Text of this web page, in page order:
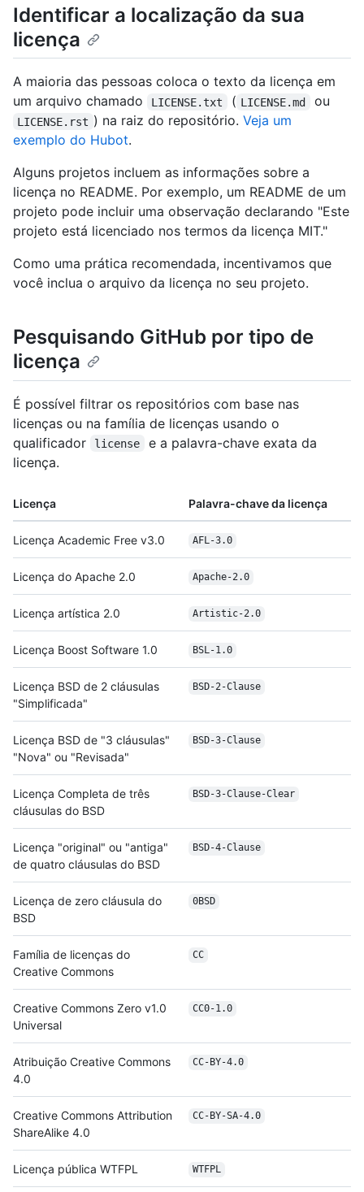
Identificar a localização da sua
licença
A maioria das pessoas coloca o texto da licença em
um arquivo chamado
LICENSE.txt ( LICENSE.md ou
LICENSE.rst ) na raiz do repositório. Veja um
exemplo do Hubot.
Alguns projetos incluem as informações sobre a
licença no README. Por exemplo, um README de um
projeto pode incluir uma observação declarando "Este
projeto está licenciado nos termos da licença MIT."
Como uma prática recomendada, incentivamos que
você inclua o arquivo da licença no seu projeto.
Pesquisando GitHub por tipo de
licença
É possível filtrar os repositórios com base nas
licenças ou na família de licenças usando o
qualificador
license
e a palavra-chave exata da
licença.
Licença Palavra-chave da licença
Licença Academic Free v3.0 AFL-3.0
Licença do Apache 2.0 Apache-2.0
Licença artística 2.0 Artistic-2.0
Licença Boost Software 1.0 BSL-1.0
Licença BSD de 2 cláusulas
"Simplificada"
BSD-2-Clause
Licença BSD de "3 cláusulas"
"Nova" ou "Revisada"
BSD-3-Clause
Licença Completa de três
cláusulas do BSD
BSD-3-Clause-Clear
Licença "original" ou "antiga"
de quatro cláusulas do BSD
BSD-4-Clause
Licença de zero cláusula do
BSD
0BSD
Família de licenças do
Creative Commons
CC
Creative Commons Zero v1.0
Universal
CC0-1.0
Atribuição Creative Commons
4.0
CC-BY-4.0
Creative Commons Attribution
ShareAlike 4.0
CC-BY-SA-4.0
Licença pública WTFPL WTFPL